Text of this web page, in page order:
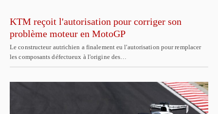
KTM reçoit l'autorisation pour corriger son
problème moteur en MotoGP
Le constructeur autrichien a finalement eu l'autorisation pour remplacer
les composants défectueux à l'origine des…